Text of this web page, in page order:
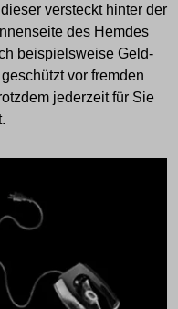
versteckt hinter der
des Hemdes
beispielsweise Geld-
vor fremden
jederzeit für Sie